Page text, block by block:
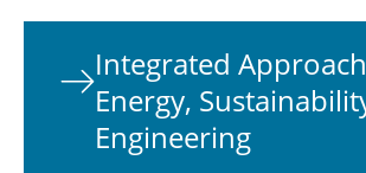
Integrated
Energy,
Engineering